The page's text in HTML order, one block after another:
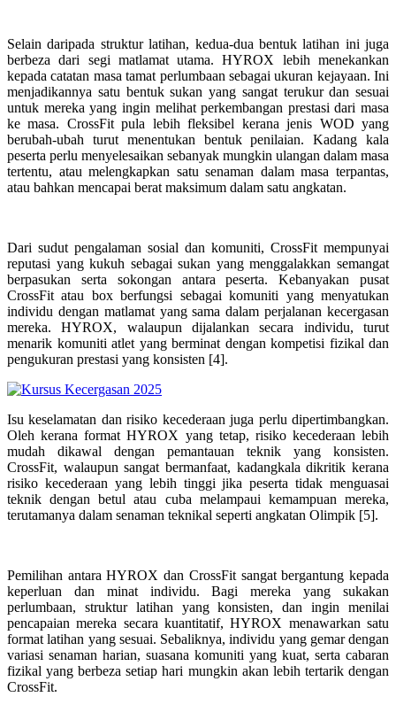
Selain daripada struktur latihan, kedua-dua bentuk latihan ini juga
berbeza dari segi matlamat utama. HYROX lebih menekankan
kepada catatan masa tamat perlumbaan sebagai ukuran kejayaan. Ini
menjadikannya satu bentuk sukan yang sangat terukur dan sesuai
untuk mereka yang ingin melihat perkembangan prestasi dari masa
ke masa. CrossFit pula lebih fleksibel kerana jenis WOD yang
berubah-ubah turut menentukan bentuk penilaian. Kadang kala
peserta perlu menyelesaikan sebanyak mungkin ulangan dalam masa
tertentu, atau melengkapkan satu senaman dalam masa terpantas,
atau bahkan mencapai berat maksimum dalam satu angkatan.
Dari sudut pengalaman sosial dan komuniti, CrossFit mempunyai
reputasi yang kukuh sebagai sukan yang menggalakkan semangat
berpasukan serta sokongan antara peserta. Kebanyakan pusat
CrossFit atau box berfungsi sebagai komuniti yang menyatukan
individu dengan matlamat yang sama dalam perjalanan kecergasan
mereka. HYROX, walaupun dijalankan secara individu, turut
menarik komuniti atlet yang berminat dengan kompetisi fizikal dan
pengukuran prestasi yang konsisten [4].
Isu keselamatan dan risiko kecederaan juga perlu dipertimbangkan.
Oleh kerana format HYROX yang tetap, risiko kecederaan lebih
mudah dikawal dengan pemantauan teknik yang konsisten.
CrossFit, walaupun sangat bermanfaat, kadangkala dikritik kerana
risiko kecederaan yang lebih tinggi jika peserta tidak menguasai
teknik dengan betul atau cuba melampaui kemampuan mereka,
terutamanya dalam senaman teknikal seperti angkatan Olimpik [5].
Pemilihan antara HYROX dan CrossFit sangat bergantung kepada
keperluan dan minat individu. Bagi mereka yang sukakan
perlumbaan, struktur latihan yang konsisten, dan ingin menilai
pencapaian mereka secara kuantitatif, HYROX menawarkan satu
format latihan yang sesuai. Sebaliknya, individu yang gemar dengan
variasi senaman harian, suasana komuniti yang kuat, serta cabaran
fizikal yang berbeza setiap hari mungkin akan lebih tertarik dengan
CrossFit.